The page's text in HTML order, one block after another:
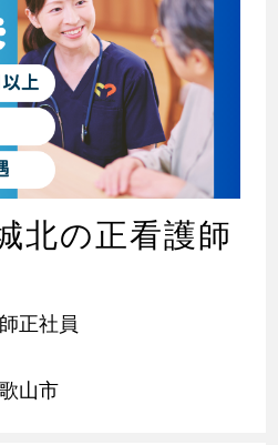
北の正看護師
正社員
山市